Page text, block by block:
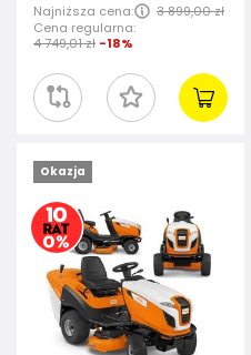
Najniższa cena:
3 899,00 zł
Cena regularna:
4 749,01 zł -18%
Okazja